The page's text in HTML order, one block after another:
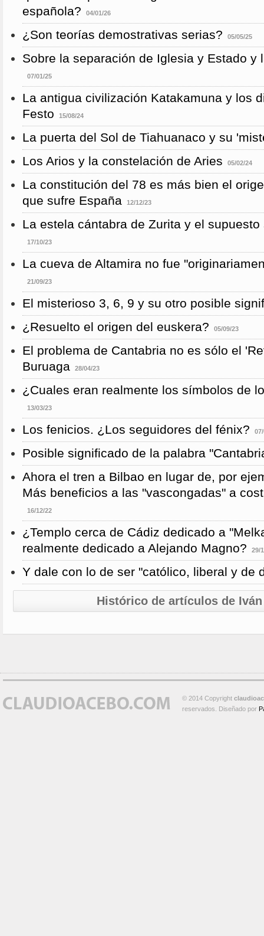
española?
04/01/26
¿Son teorías demostrativas serias? 05/05/25
Sobre la separación de Iglesia y Estado y
07/01/25
La antigua civilización Katakamuna y los
Festo
15/08/24
La puerta del Sol de Tiahuanaco y su
Los Arios y la constelación de Aries
05/02/24
La constitución del 78 es más bien el
que sufre España
12/12/23
La estela cántabra de Zurita y el
17/10/23
La cueva de Altamira no fue
21/09/23
El misterioso 3, 6, 9 y su otro posible
¿Resuelto el origen del euskera?
05/09/23
El problema de Cantabria no es sólo el
Buruaga
28/04/23
¿Cuales eran realmente los símbolos de
13/03/23
Los fenicios. ¿Los seguidores del fénix?
Posible significado de la palabra
Ahora el tren a Bilbao en lugar de, por
Más beneficios a las "vascongadas" a
16/12/22
¿Templo cerca de Cádiz dedicado a
realmente dedicado a Alejando Magno?
29/
Y dale con lo de ser "católico, liberal y de
Histórico de artículos de
© 2014 Copyright
reservados. Diseñado por